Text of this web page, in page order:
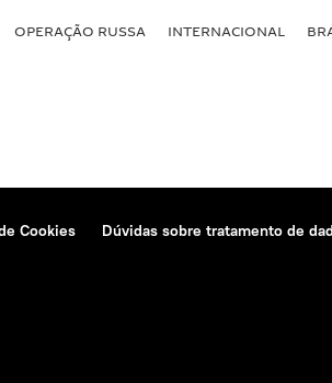
OPERAÇÃO RUSSA INTERNACIONAL
Cookies Dúvidas sobre tratamento de